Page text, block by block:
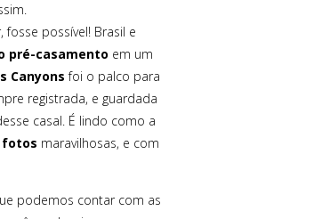
possível! Brasil e
pré-casamento em um
Canyons foi o palco para
registrada, e guardada
casal. É lindo como a
fotos maravilhosas, e com
podemos contar com as